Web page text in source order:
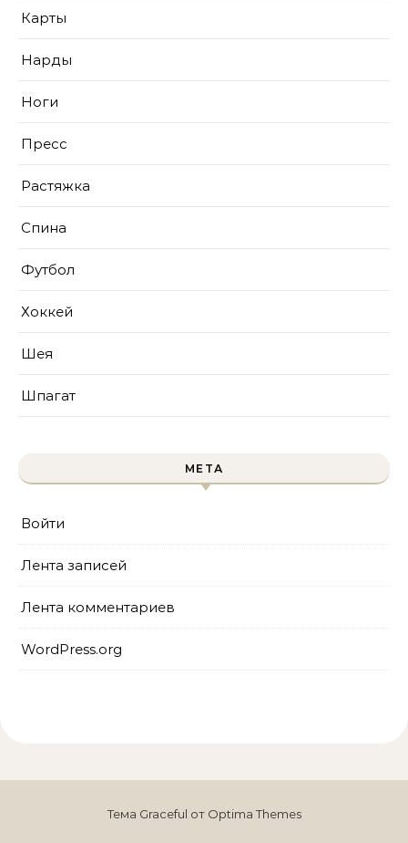
Карты
Нарды
Ноги
Пресс
Растяжка
Спина
Футбол
Хоккей
Шея
Шпагат
МЕТА
Войти
Лента записей
Лента комментариев
WordPress.org
Тема Graceful от Optima Themes